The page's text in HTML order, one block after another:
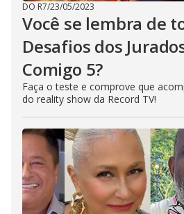
DO R7/23/05/2023
Você se lembra de
Desafios dos
Comigo 5?
Faça o teste e comprove que
do reality show da Record TV!